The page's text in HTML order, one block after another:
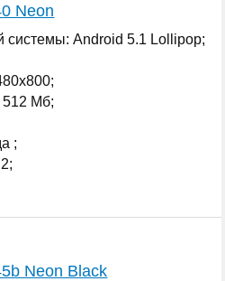
Neon
системы: Android 5.1 Lollipop;
512 Мб;
;
Neon Black